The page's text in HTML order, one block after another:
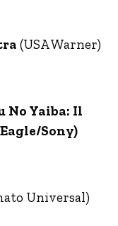
(USA Warner)
No Yaiba: Il
Sony)
Universal)